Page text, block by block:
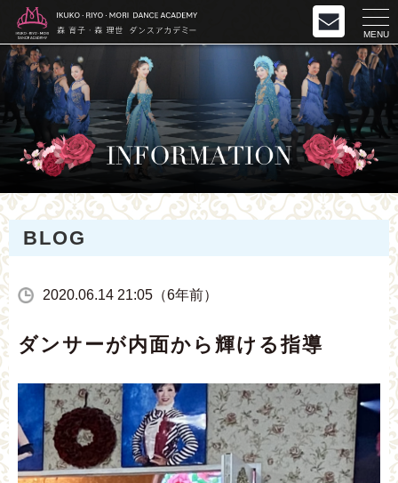
BLOG
2020.06.14 21:05（6年前）
ダンサーが内面から輝ける指導
MENU